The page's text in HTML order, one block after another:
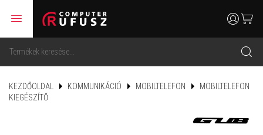
menu
search
usercart
KEZDŐOLDAL KOMMUNIKÁCIÓ MOBILTELEFON
MOBILTELEFON
KIEGÉSZÍTŐ